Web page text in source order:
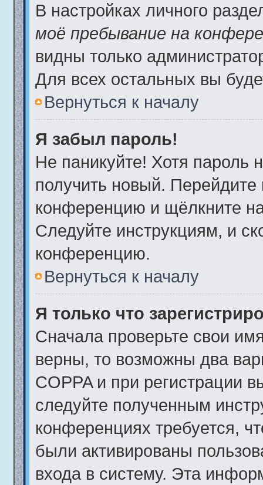
В настройках личного
моё пребывание на
видны только
Для всех остальных вы
Вернуться к началу
Я забыл пароль!
Не паникуйте! Хотя пароль
получить новый. Перейдите
конференцию и щёлкните
Следуйте инструкциям, и
конференцию.
Вернуться к началу
Я только что
Сначала проверьте свои
верны, то возможны два
COPPA и при регистрации
следуйте полученным
конференциях требуется,
были активированы
входа в систему. Эта